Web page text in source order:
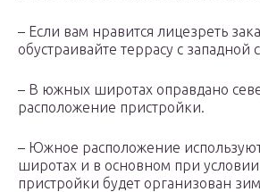
– Если вам нравится лицезреть
обустраивайте террасу с западной
– В южных широтах оправдано
расположение пристройки.
– Южное расположение
широтах и в основном при
пристройки будет организован